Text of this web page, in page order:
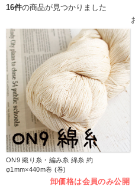
16件の商品が見つかりました
ON9 織り糸・編み糸 綿糸 約
φ1mm×440m巻 (巻)
卸価格は会員のみ公開